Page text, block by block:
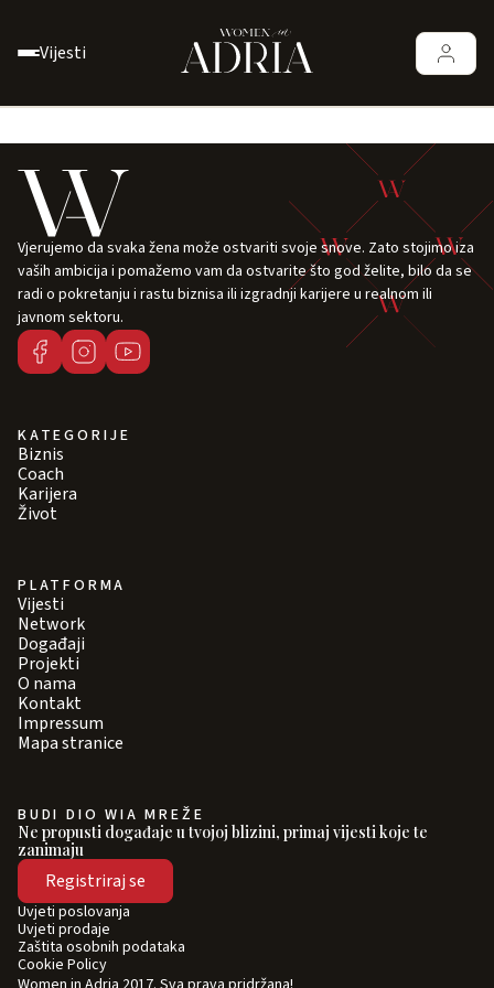
Vijesti
Vjerujemo da svaka žena može ostvariti svoje snove. Zato stojimo iza
vaših ambicija i pomažemo vam da ostvarite što god želite, bilo da se
radi o pokretanju i rastu biznisa ili izgradnji karijere u realnom ili
javnom sektoru.
KATEGORIJE
Biznis
Coach
Karijera
Život
PLATFORMA
Vijesti
Network
Događaji
Projekti
O nama
Kontakt
Impressum
Mapa stranice
BUDI DIO WIA MREŽE
Ne propusti događaje u tvojoj blizini, primaj vijesti koje te
zanimaju
Registriraj se
Uvjeti poslovanja
Uvjeti prodaje
Zaštita osobnih podataka
Cookie Policy